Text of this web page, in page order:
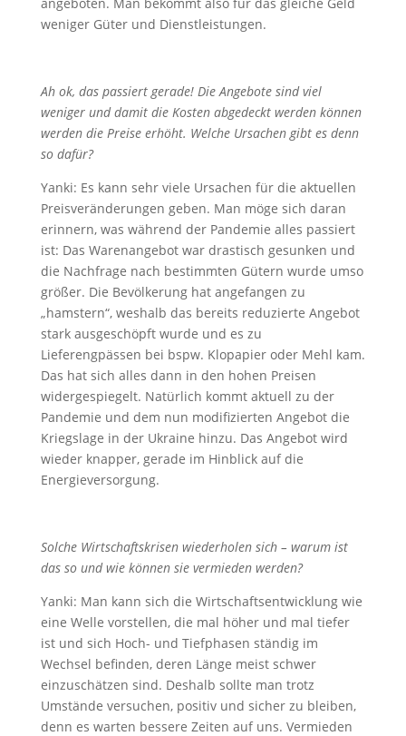
weniger Güter und Dienstleistungen.
Ah ok, das passiert gerade! Die Angebote sind viel
weniger und damit die Kosten abgedeckt werden können
werden die Preise erhöht. Welche Ursachen gibt es denn
so dafür?
Yanki: Es kann sehr viele Ursachen für die aktuellen
Preisveränderungen geben. Man möge sich daran
erinnern, was während der Pandemie alles passiert
ist: Das Warenangebot war drastisch gesunken und
die Nachfrage nach bestimmten Gütern wurde umso
größer. Die Bevölkerung hat angefangen zu
„hamstern“, weshalb das bereits reduzierte Angebot
stark ausgeschöpft wurde und es zu
Lieferengpässen bei bspw. Klopapier oder Mehl kam.
Das hat sich alles dann in den hohen Preisen
widergespiegelt. Natürlich kommt aktuell zu der
Pandemie und dem nun modifizierten Angebot die
Kriegslage in der Ukraine hinzu. Das Angebot wird
wieder knapper, gerade im Hinblick auf die
Energieversorgung.
Solche Wirtschaftskrisen wiederholen sich – warum ist
das so und wie können sie vermieden werden?
Yanki: Man kann sich die Wirtschaftsentwicklung wie
eine Welle vorstellen, die mal höher und mal tiefer
ist und sich Hoch- und Tiefphasen ständig im
Wechsel befinden, deren Länge meist schwer
einzuschätzen sind. Deshalb sollte man trotz
Umstände versuchen, positiv und sicher zu bleiben,
denn es warten bessere Zeiten auf uns. Vermieden